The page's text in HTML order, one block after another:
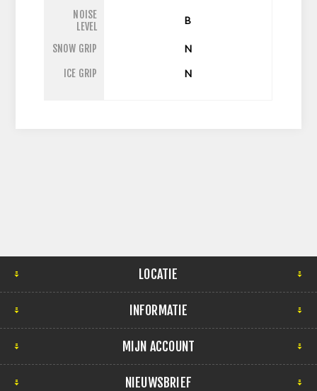
NOISE
LEVEL
B
SNOW GRIP N
ICE GRIP N
LOCATIE
INFORMATIE
MIJN ACCOUNT
NIEUWSBRIEF